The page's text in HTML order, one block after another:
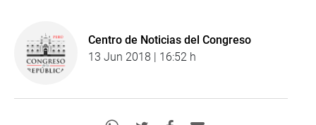
Centro de Noticias del Congreso
13 Jun 2018 | 16:52 h